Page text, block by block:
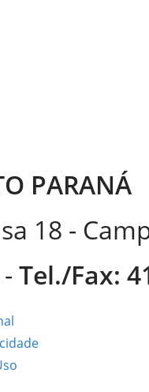
PARANÁ
18 -
Tel./Fax: